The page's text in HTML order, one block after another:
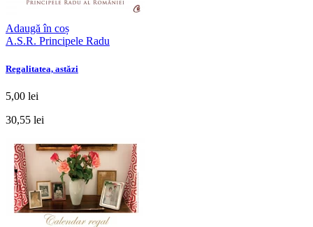
Adaugă în coș
A.S.R. Principele Radu
Regalitatea, astăzi
5,00 lei
30,55 lei